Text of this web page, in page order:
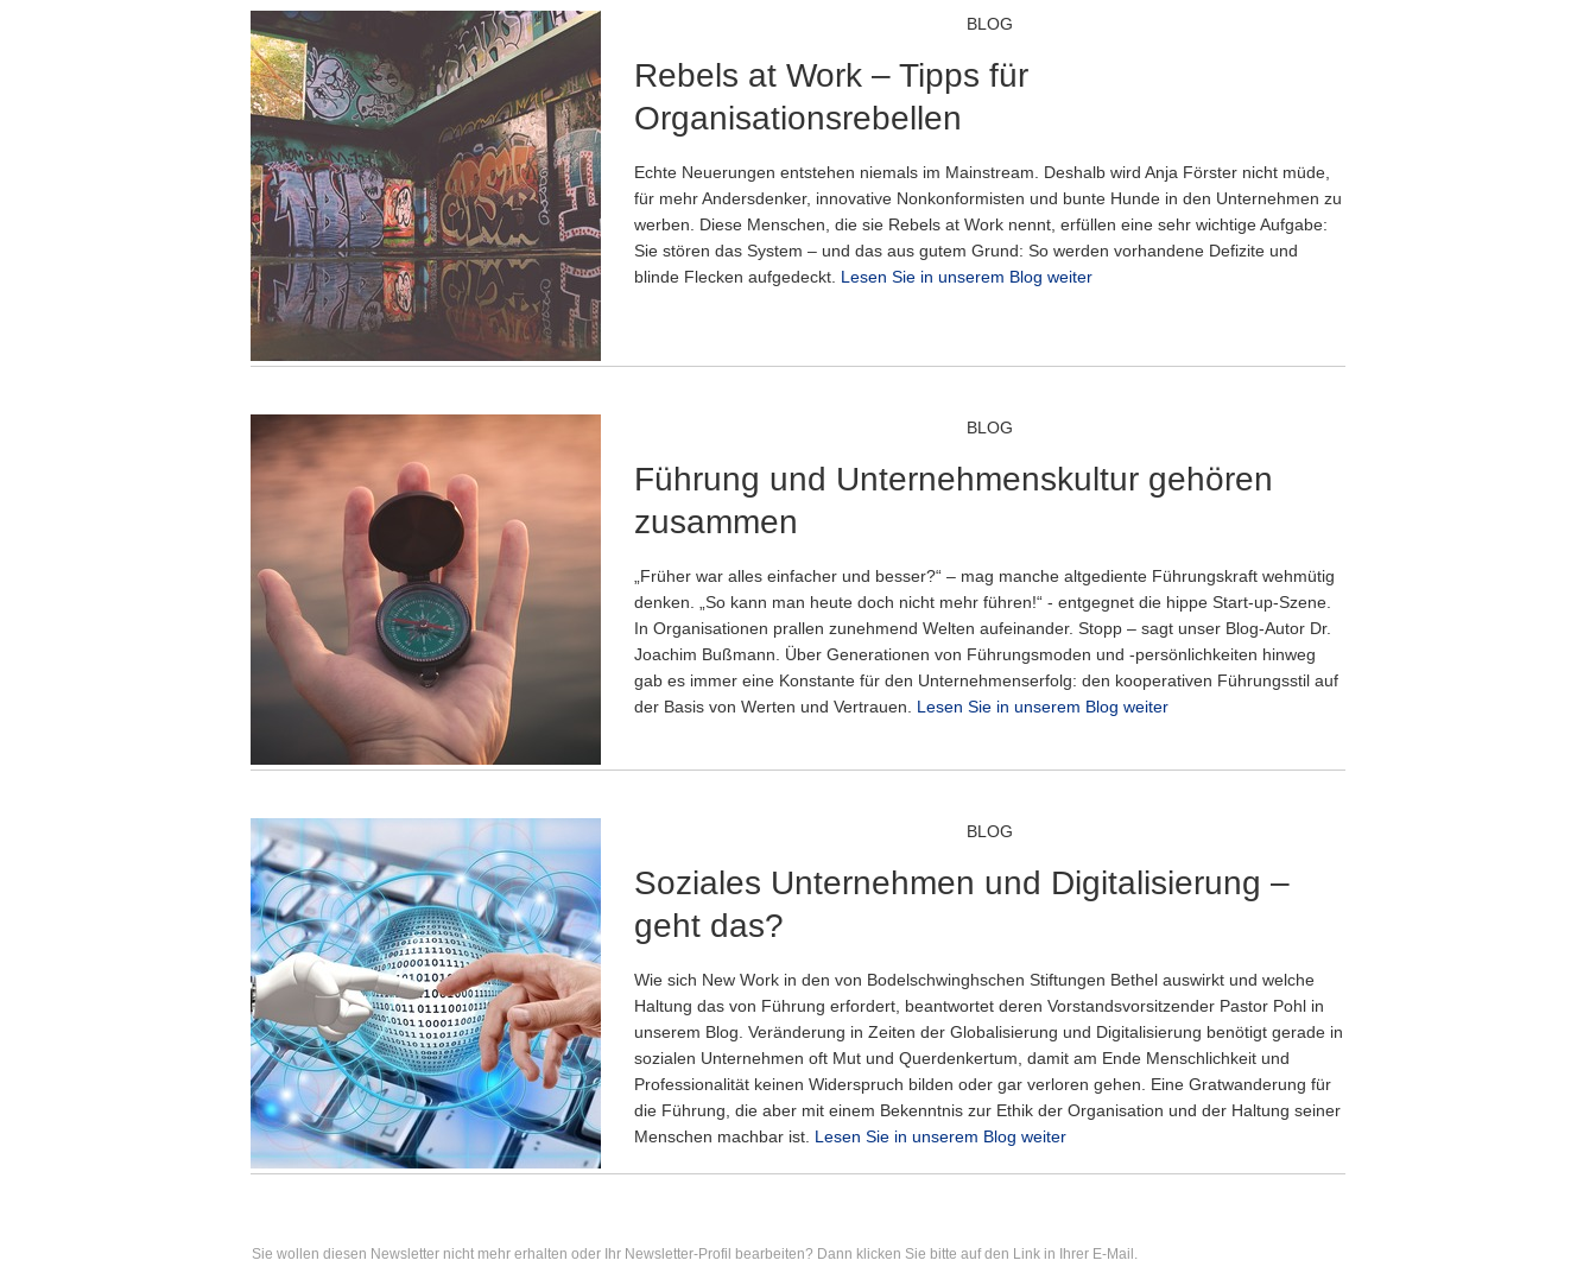
BLOG
Rebels at Work – Tipps für
Organisationsrebellen
Echte Neuerungen entstehen niemals im Mainstream. Deshalb wird Anja Förster nicht müde,
für mehr Andersdenker, innovative Nonkonformisten und bunte Hunde in den Unternehmen zu
werben. Diese Menschen, die sie Rebels at Work nennt, erfüllen eine sehr wichtige Aufgabe:
Sie stören das System – und das aus gutem Grund: So werden vorhandene Defizite und
blinde Flecken aufgedeckt. Lesen Sie in unserem Blog weiter
BLOG
Führung und Unternehmenskultur gehören
zusammen
„Früher war alles einfacher und besser?“ – mag manche altgediente Führungskraft wehmütig
denken. „So kann man heute doch nicht mehr führen!“ - entgegnet die hippe Start-up-Szene.
In Organisationen prallen zunehmend Welten aufeinander. Stopp – sagt unser Blog-Autor Dr.
Joachim Bußmann. Über Generationen von Führungsmoden und -persönlichkeiten hinweg
gab es immer eine Konstante für den Unternehmenserfolg: den kooperativen Führungsstil auf
der Basis von Werten und Vertrauen. Lesen Sie in unserem Blog weiter
BLOG
Soziales Unternehmen und Digitalisierung –
geht das?
Wie sich New Work in den von Bodelschwinghschen Stiftungen Bethel auswirkt und welche
Haltung das von Führung erfordert, beantwortet deren Vorstandsvorsitzender Pastor Pohl in
unserem Blog. Veränderung in Zeiten der Globalisierung und Digitalisierung benötigt gerade in
sozialen Unternehmen oft Mut und Querdenkertum, damit am Ende Menschlichkeit und
Professionalität keinen Widerspruch bilden oder gar verloren gehen. Eine Gratwanderung für
die Führung, die aber mit einem Bekenntnis zur Ethik der Organisation und der Haltung seiner
Menschen machbar ist. Lesen Sie in unserem Blog weiter
Sie wollen diesen Newsletter nicht mehr erhalten oder Ihr Newsletter-Profil bearbeiten? Dann klicken Sie bitte auf den Link in Ihrer E-Mail.